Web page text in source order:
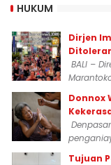
HUKUM
Dirjen
BALI –
Donnox
Tujuan